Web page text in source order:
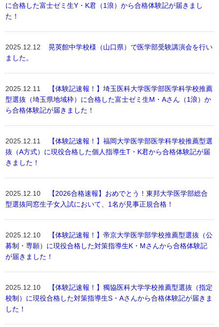
に合格した富士ゼミ生Y・K君（1浪）から合格体験記が届きまし
た！
2025.12.12晃英館中学校様（山口県）で医学部受験講演会を行い
ました。
2025.12.11
【体験記速報！】埼玉医科大学医学部医学科学校推薦
型選抜（埼玉県地域枠）に合格した富士ゼミ生M・Aさん（1浪）か
ら合格体験記が届きました！
2025.12.11
【体験記速報！】福岡大学医学部医学科学校推薦型選
抜（A方式）に現役合格した個人指導生T・K君から合格体験記が届
きました！
2025.12.10
【2026合格速報】おめでとう！東邦大学医学部総合
型選抜同窓生子女入試において、1名が見事正規合格！
2025.12.10
【体験記速報！】帝京大学医学部学校推薦型選抜（公
募制・専願）に現役合格した対策指導生K・Mさんから合格体験記
が届きました！
2025.12.10
【体験記速報！】獨協医科大学学校推薦型選抜（指定
校制）に現役合格した対策指導生S・Aさんから合格体験記が届きま
した！